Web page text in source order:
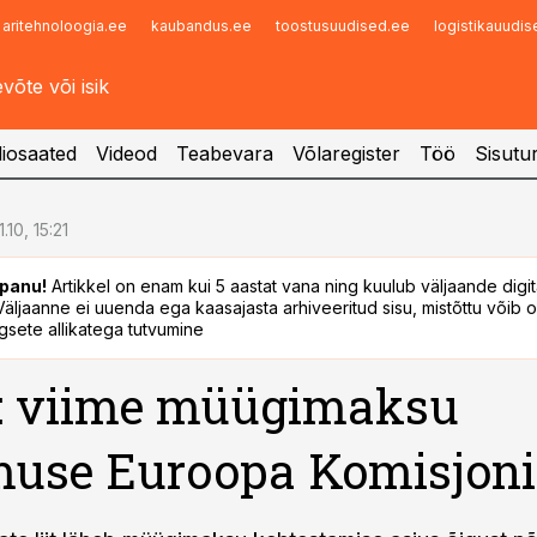
aritehnoloogia.ee kaubandus.ee toostusuudised.ee
Infopank
Videod Teabevara Võlaregister Töö
15:21
Artikkel on enam kui 5 aastat vana ning kuulub väljaande
ei uuenda ega kaasajasta arhiveeritud sisu, mistõttu võib
allikatega tutvumine
viime müügimaksu
Euroopa Komisjoni